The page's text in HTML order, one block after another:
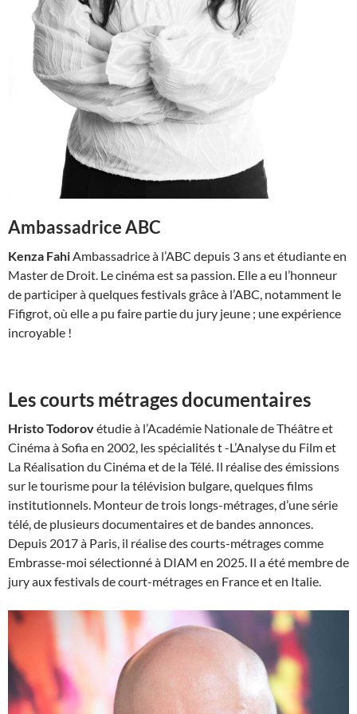
Ambassadrice ABC
Kenza Fahi Ambassadrice à l’ABC depuis 3 ans et étudiante en
Master de Droit. Le cinéma est sa passion. Elle a eu l’honneur
de participer à quelques festivals grâce à l’ABC, notamment le
Fifigrot, où elle a pu faire partie du jury jeune ; une expérience
incroyable !
Les courts métrages documentaires
Hristo Todorovétudie à l’Académie Nationale de Théâtre et
Cinéma à Sofia en 2002, les spécialités t -L’Analyse du Film et
La Réalisation du Cinéma et de la Télé. Il réalise des émissions
sur le tourisme pour la télévision bulgare, quelques films
institutionnels. Monteur de trois longs-métrages, d’une série
télé, de plusieurs documentaires et de bandes annonces.
Depuis 2017 à Paris, il réalise des courts-métrages comme
Embrasse-moi sélectionné à DIAM en 2025. Il a été membre de
jury aux festivals de court-métrages en France et en Italie.